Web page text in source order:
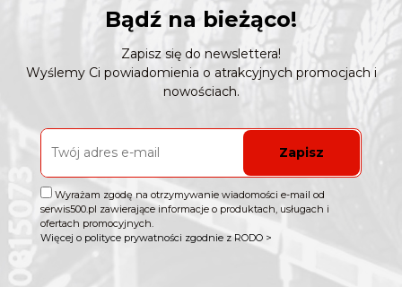
Bądź na bieżąco!
Zapisz się do newslettera!
Wyślemy Ci powiadomienia o atrakcyjnych promocjach i
nowościach.
Zapisz
Wyrażam zgodę na otrzymywanie wiadomości e-mail od
serwis500.pl zawierające informacje o produktach, usługach i
ofertach promocyjnych.
Więcej o polityce prywatności zgodnie z RODO >